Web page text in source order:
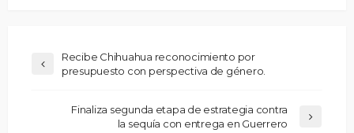
Recibe Chihuahua reconocimiento por
presupuesto con perspectiva de género.
Finaliza segunda etapa de estrategia contra
la sequía con entrega en Guerrero